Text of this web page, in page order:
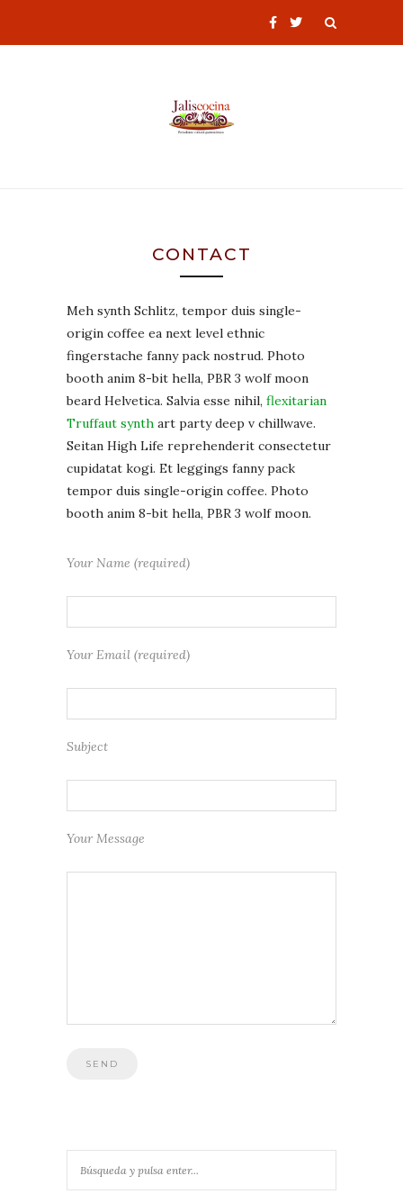
CONTACT
Meh synth Schlitz, tempor duis single-
origin coffee ea next level ethnic
fingerstache fanny pack nostrud. Photo
booth anim 8-bit hella, PBR 3 wolf moon
beard Helvetica. Salvia esse nihil, flexitarian
Truffaut synth art party deep v chillwave.
Seitan High Life reprehenderit consectetur
cupidatat kogi. Et leggings fanny pack
tempor duis single-origin coffee. Photo
booth anim 8-bit hella, PBR 3 wolf moon.
Your Name (required)
Your Email (required)
Subject
Your Message